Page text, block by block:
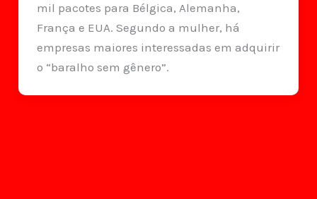
mil pacotes para Bélgica, Alemanha,
França e EUA. Segundo a mulher, há
empresas maiores interessadas em adquirir
o “baralho sem gênero”.